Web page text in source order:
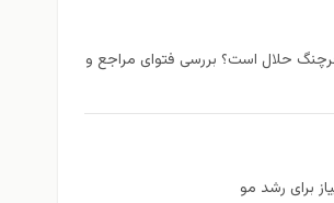
حلال است؟ بررسی فتوای مراجع و
برای رشد مو